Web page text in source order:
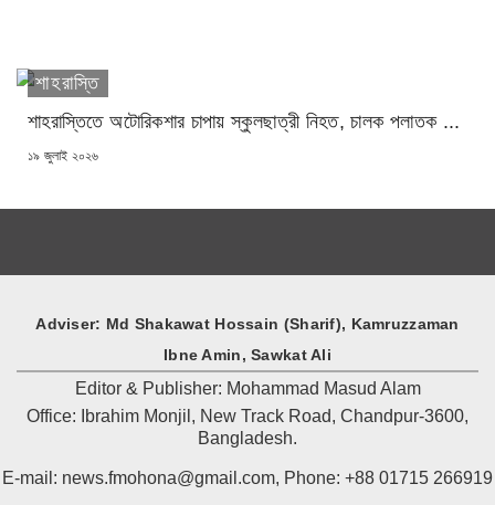
শাহরাস্তি
শাহরাস্তিতে অটোরিকশার চাপায় স্কুলছাত্রী নিহত, চালক পলাতক ...
POSTED
১৯ জুলাই ২০২৬
Adviser: Md Shakawat Hossain (Sharif), Kamruzzaman
Ibne Amin, Sawkat Ali
Editor & Publisher: Mohammad Masud Alam
Office: Ibrahim Monjil, New Track Road, Chandpur-3600,
Bangladesh.
E-mail: news.fmohona@gmail.com, Phone: +88 01715 266919